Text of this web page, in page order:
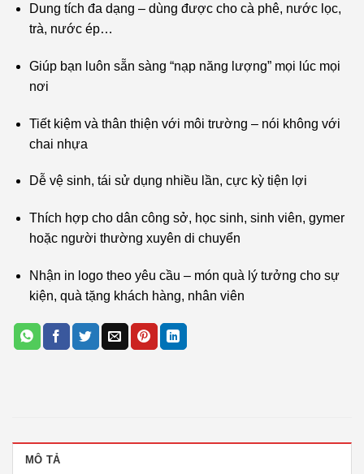
Dung tích đa dạng – dùng được cho cà phê, nước lọc,
trà, nước ép…
Giúp bạn luôn sẵn sàng “nạp năng lượng” mọi lúc mọi
nơi
Tiết kiệm và thân thiện với môi trường – nói không với
chai nhựa
Dễ vệ sinh, tái sử dụng nhiều lần, cực kỳ tiện lợi
Thích hợp cho dân công sở, học sinh, sinh viên, gymer
hoặc người thường xuyên di chuyển
Nhận in logo theo yêu cầu – món quà lý tưởng cho sự
kiện, quà tặng khách hàng, nhân viên
MÔ TẢ